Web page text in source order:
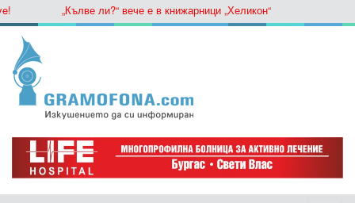
„Кълве ли?“ вече е в книжарници „Хеликон“